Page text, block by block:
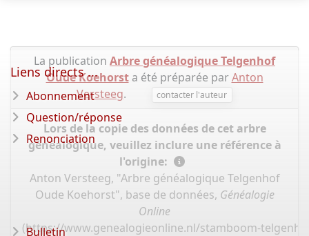
La publication Arbre généalogique Telgenhof
Oude Koehorsta été préparée parAnton
Versteeg. contacter l'auteur
Lors de la copie des données de cet arbre
généalogique, veuillez inclure une référence à
l'origine:
Anton Versteeg, "Arbre généalogique Telgenhof
Oude Koehorst", base de données, Généalogie
Online
(https://www.genealogieonline.nl/stamboom-
Liens directs ...
Abonnement
Question/réponse
Renonciation
Bulletin